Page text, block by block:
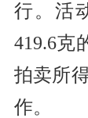
行。活
419.6克
拍卖所
作。